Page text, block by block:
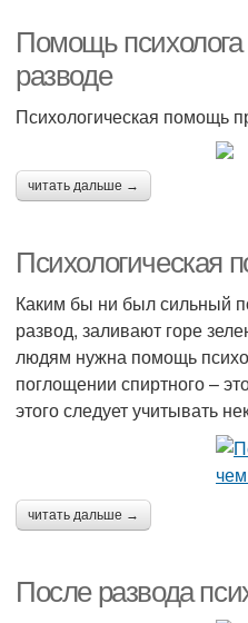
Помощь
разводе
Психологическая помощь
читать дальше →
Психологическая
Каким бы ни был сильный
развод, заливают горе
людям нужна помощь
поглощении спиртного –
этого следует учитывать
читать дальше →
После развода